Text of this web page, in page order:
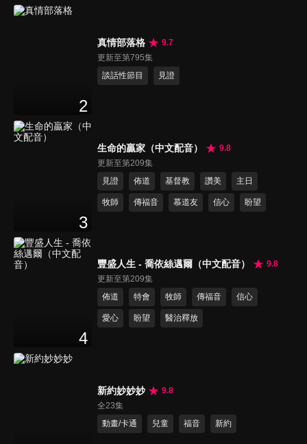
2
真情部落格
9.7
更新至第795集
談話性節目
見證
3
生命的贏家（中文配音）
9.8
更新至第209集
見證
佈道 基督教 讚美 主日
牧師 傳福音 慕道友 信心 盼望
4
豐盛人生 - 喬依絲邁爾（中文配音）
9.8
更新至第209集
佈道
特會 牧師 傳福音 信心
愛心 盼望 醫治釋放
新約妙妙妙
9.8
全23集
動畫/卡通
兒童 福音 新約